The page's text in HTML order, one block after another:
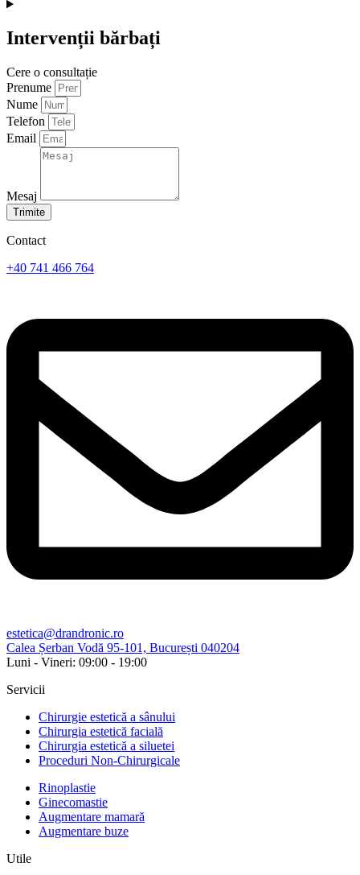
Intervenții bărbați
Cere o consultație
Prenume
Nume
Telefon
Email
Mesaj
Trimite
Contact
+40 741 466 764
estetica@drandronic.ro
Calea Șerban Vodă 95-101, București 040204
Luni - Vineri: 09:00 - 19:00​
Servicii
Chirurgie estetică a sânului
Chirurgia estetică facială
Chirurgia estetică a siluetei
Proceduri Non-Chirurgicale
Rinoplastie
Ginecomastie
Augmentare mamară
Augmentare buze
Utile